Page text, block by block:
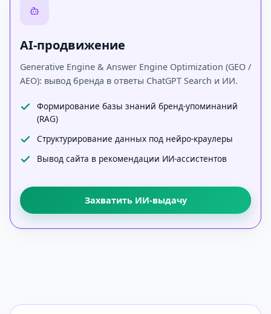
AI-продвижение
Generative Engine & Answer Engine Optimization (GEO /
AEO): вывод бренда в ответы ChatGPT Search и ИИ.
Формирование базы знаний бренд-упоминаний
(RAG)
Структурирование данных под нейро-краулеры
Вывод сайта в рекомендации ИИ-ассистентов
Захватить ИИ-выдачу